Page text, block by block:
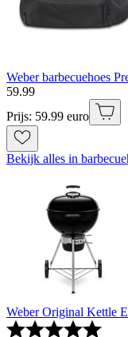
Weber barbecuehoes
59.99
Prijs: 59.99 euro
Bekijk alles in
Weber Original Kettle